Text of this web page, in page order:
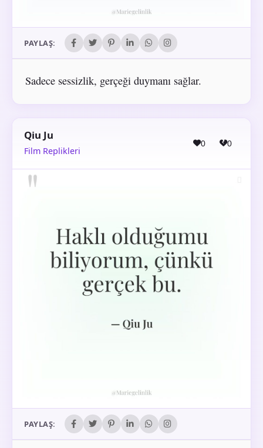
PAYLAŞ:
Sadece sessizlik, gerçeği duymanı sağlar.
Qiu Ju
Film Replikleri
0 0
PAYLAŞ: